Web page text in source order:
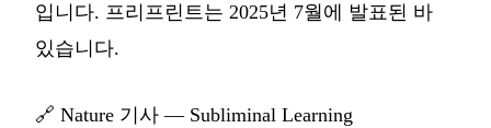
입니다. 프리프린트는 2025년 7월에 발표된 바
있습니다.
🔗 Nature 기사 — Subliminal Learning